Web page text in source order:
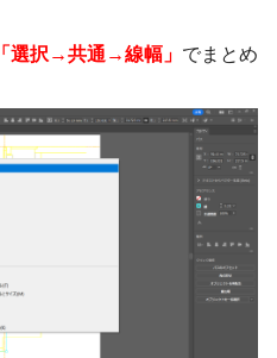
「選択→共通→線幅」 でまとめ